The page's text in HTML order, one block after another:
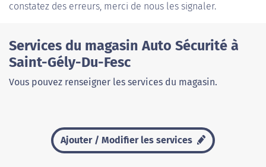
constatez des erreurs, merci de nous les signaler.
Services du magasin Auto Sécurité à
Saint-Gély-Du-Fesc
Vous pouvez renseigner les services du magasin.
Ajouter / Modifier les services